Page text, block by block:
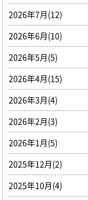
2026年7月(12)
2026年6月(10)
2026年5月(5)
2026年4月(15)
2026年3月(4)
2026年2月(3)
2026年1月(5)
2025年12月(2)
2025年10月(4)